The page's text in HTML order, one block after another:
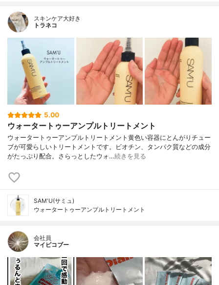
スキンケア大好き
トラネコ
5.00
ウォータートゥーアンプルトリートメント
ウォータートゥーアンプルトリートメント黄色い容器にとんがりチュー
ブが可愛らしいトリートメントです。ビオチン、タンパク質などの成分
がたっぷり配合。さらっとしたウォ…続きを見る
SAM'U(サミュ)
ウォータートゥーアンプルトリートメント
会社員
マイピコブー